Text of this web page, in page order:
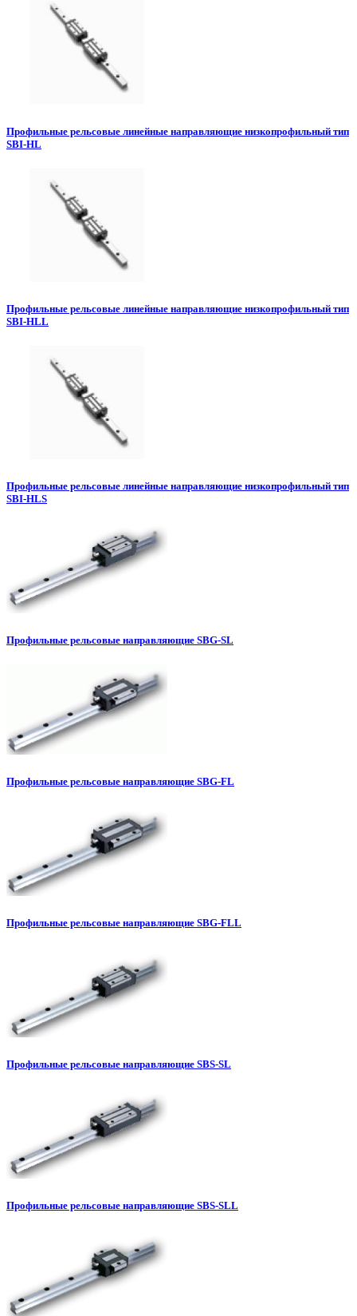
Профильные рельсовые линейные направляющие низкопрофильный тип
SBI-HL
Профильные рельсовые линейные направляющие низкопрофильный тип
SBI-HLL
Профильные рельсовые линейные направляющие низкопрофильный тип
SBI-HLS
Профильные рельсовые направляющие SBG-SL
Профильные рельсовые направляющие SBG-FL
Профильные рельсовые направляющие SBG-FLL
Профильные рельсовые направляющие SBS-SL
Профильные рельсовые направляющие SBS-SLL